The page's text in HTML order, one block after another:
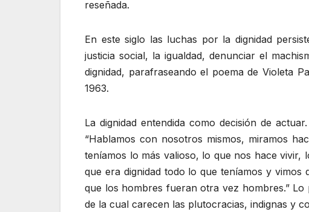
reseñada.
En este siglo las luchas por la dignidad
justicia social, la igualdad, denunciar el
dignidad, parafraseando el poema de Violeta
1963.
La dignidad entendida como decisión de
“Hablamos con nosotros mismos, miramos
teníamos lo más valioso, lo que nos hace
que era dignidad todo lo que teníamos y
que los hombres fueran otra vez hombres.”
de la cual carecen las plutocracias, indignas y